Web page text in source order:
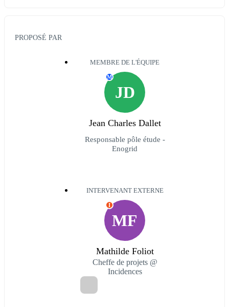
PROPOSÉ PAR
MEMBRE DE L'ÉQUIPE
JD
M
Jean Charles Dallet
Responsable pôle étude -
Enogrid
INTERVENANT EXTERNE
MF
I
Mathilde Foliot
Cheffe de projets @
Incidences